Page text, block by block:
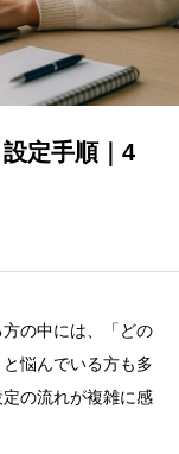
定手順｜4
の中には、「どの
悩んでいる方も多
の流れが複雑に感